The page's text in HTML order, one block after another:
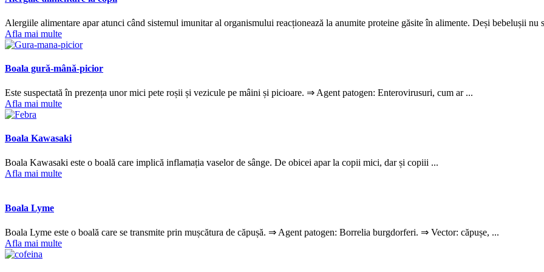
Alergiile alimentare apar atunci când sistemul imunitar al organismului reacționează la anumite proteine găsite în alimente. Deși bebelușii nu
Afla mai multe
Boala gură-mână-picior
Este suspectată în prezența unor mici pete roșii și vezicule pe mâini și picioare. ⇒ Agent patogen: Enterovirusuri, cum ar ...
Afla mai multe
Boala Kawasaki
Boala Kawasaki este o boală care implică inflamația vaselor de sânge. De obicei apar la copii mici, dar și copiii ...
Afla mai multe
Boala Lyme
Boala Lyme este o boală care se transmite prin mușcătura de căpușă. ⇒ Agent patogen: Borrelia burgdorferi. ⇒ Vector: căpușe, ...
Afla mai multe